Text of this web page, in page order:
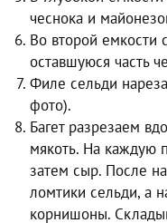
чеснока и
Во второй емкости
оставшуюся часть
Филе сельди
фото).
Багет разрезаем
мякоть. На каждую
затем сыр. После
ломтики сельди, а
корнишоны.